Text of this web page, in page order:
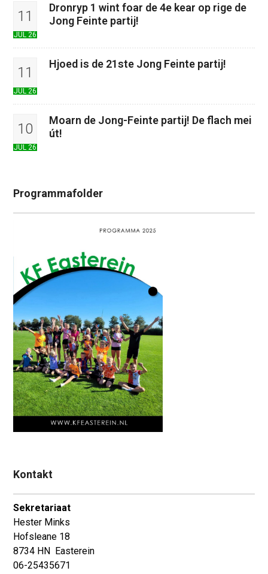
11
JUL 26
Dronryp 1 wint foar de 4e kear op rige de
Jong Feinte partij!
11
JUL 26
Hjoed is de 21ste Jong Feinte partij!
10
JUL 26
Moarn de Jong-Feinte partij! De flach mei
út!
Programmafolder
Kontakt
Sekretariaat
Hester Minks
Hofsleane 18
8734 HN Easterein
06-25435671